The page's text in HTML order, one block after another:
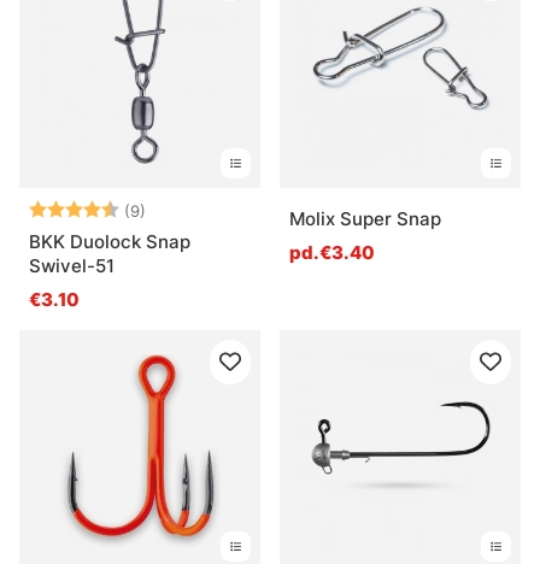
Note: (9)
BKK Duolock Snap
Swivel-51
€3.10
Molix Super Snap
pd.€3.40